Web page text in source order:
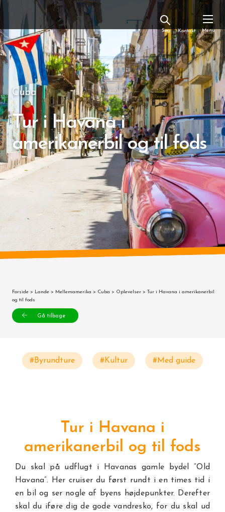
Kontakt
Cuba
Tur i Havana i
amerikanerbil og til fods
Forside > Lande > Mellemamerika > Cuba > Oplevelser > Tur i Havana i amerikanerbil
og til fods
Gå tilbage
#Byrundture #Kultur #Med guide
Tur i Havana i
amerikanerbil og til fods
Du skal på udflugt i Havanas gamle bydel ”Old
Havana”. Her cruiser du først rundt i en times tid i
en bil og ser nogle af byens højdepunkter. Derefter
skal du iføre dig de gode vandresko, for du skal ud